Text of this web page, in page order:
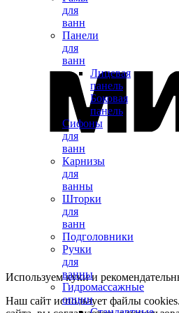
для
ванн
Панели
для
ванн
Лицевая
панель
Боковая
панель
Сифоны
для
ванн
Карнизы
для
ванны
Шторки
для
ванн
Подголовники
Ручки
для
ванны
Гидромассажные
опции
Используем куки и
Наш сайт использует файлы